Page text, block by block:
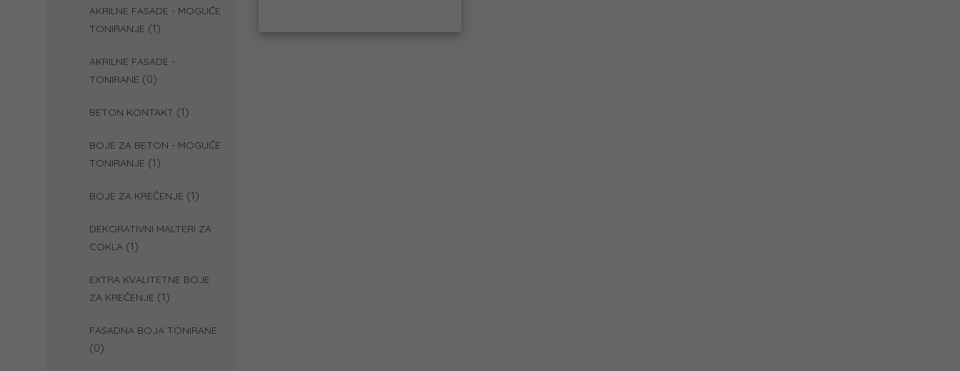
AKRILNE FASADE - MOGUĆE
TONIRANJE (1)
AKRILNE FASADE -
TONIRANE (0)
BETON KONTAKT (1)
BOJE ZA BETON - MOGUĆE
TONIRANJE (1)
BOJE ZA KREČENJE (1)
DEKORATIVNI MALTERI ZA
COKLA (1)
EXTRA KVALITETNE BOJE
ZA KREČENJE (1)
FASADNA BOJA TONIRANE
(0)